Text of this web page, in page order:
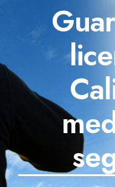
TECNOLOGÍA
BLOG
TESTIMONIOS